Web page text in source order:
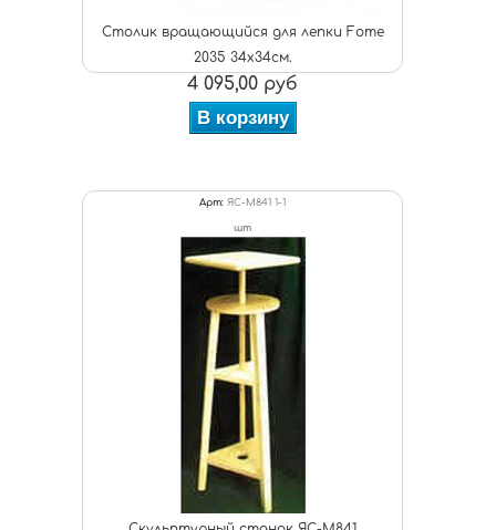
Столик вращающийся для лепки Fome
2035 34х34см.
4 095,00 руб
В корзину
Арт: ЯС-М841 1-1
шт